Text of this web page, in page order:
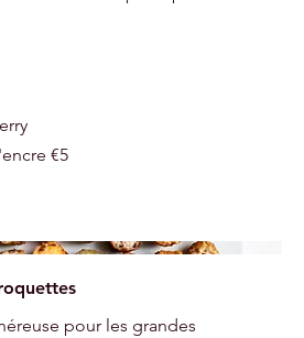
€5
pour les grandes